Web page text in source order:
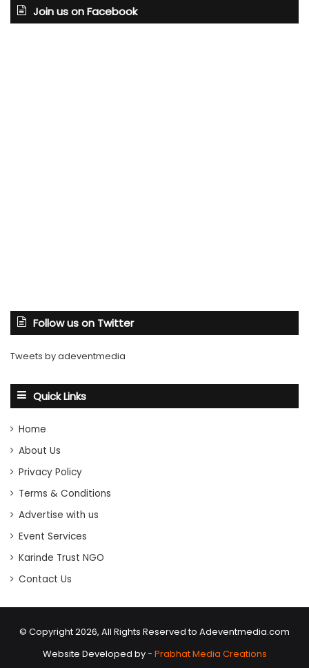
Join us on Facebook
Follow us on Twitter
Tweets by adeventmedia
Quick Links
Home
About Us
Privacy Policy
Terms & Conditions
Advertise with us
Event Services
Karinde Trust NGO
Contact Us
© Copyright 2026, All Rights Reserved to Adeventmedia.com
Website Developed by - Prabhat Media Creations